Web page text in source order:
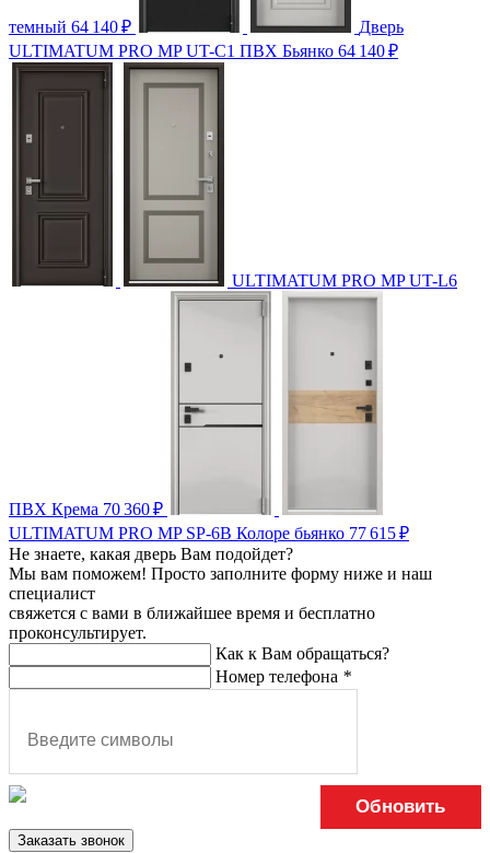
темный 64 140₽
Дверь
ULTIMATUM PRO МP UT-C1 ПВХ Бьянко 64 140₽
ULTIMATUM PRO МP UT-L6
ПВХ Крема 70 360₽
ULTIMATUM PRO МP SP-6B Колоре бьянко 77 615₽
Не знаете, какая дверь Вам подойдет?
Мы вам поможем! Просто заполните форму ниже и наш
специалист
свяжется с вами в ближайшее время и бесплатно
проконсультирует.
Как к Вам обращаться?
Номер телефона *
Обновить
Заказать звонок